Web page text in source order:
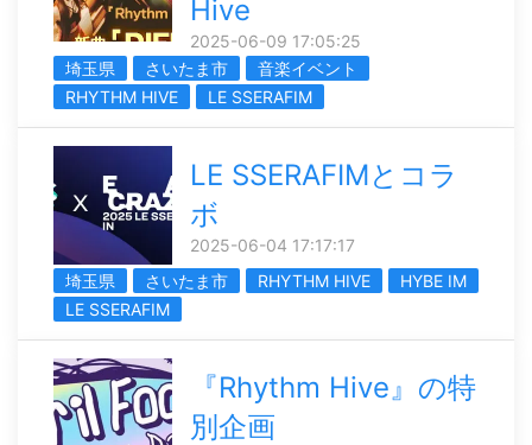
Hive
2025-06-09 17:05:25
埼玉県
さいたま市
音楽イベント
RHYTHM HIVE
LE SSERAFIM
LE SSERAFIMとコラ
ボ
2025-06-04 17:17:17
埼玉県
さいたま市 RHYTHM HIVE
HYBE IM
LE SSERAFIM
『Rhythm Hive』の特
別企画